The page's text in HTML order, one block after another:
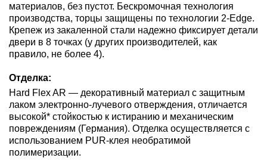
материалов, без пустот. Бескромочная технология
производства, торцы защищены по технологии 2-Edge.
Крепеж из закаленной стали надежно фиксирует детали
двери в 8 точках (у других производителей, как
правило, не более 4).
Отделка:
Hard Flex AR — декоративный материал с защитным
лаком электронно-лучевого отверждения, отличается
высокой* стойкостью к истиранию и механическим
повреждениям (Германия). Отделка осуществляется с
использованием PUR-клея необратимой
полимеризации.